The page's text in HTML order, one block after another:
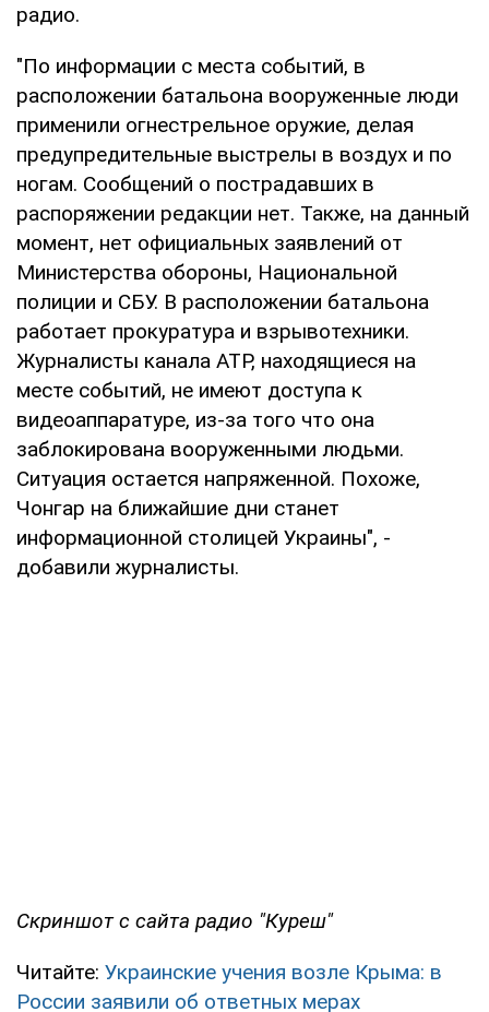
радио.
"По информации с места событий, в
расположении батальона вооруженные люди
применили огнестрельное оружие, делая
предупредительные выстрелы в воздух и по
ногам. Сообщений о пострадавших в
распоряжении редакции нет. Также, на данный
момент, нет официальных заявлений от
Министерства обороны, Национальной
полиции и СБУ. В расположении батальона
работает прокуратура и взрывотехники.
Журналисты канала АТР, находящиеся на
месте событий, не имеют доступа к
видеоаппаратуре, из-за того что она
заблокирована вооруженными людьми.
Ситуация остается напряженной. Похоже,
Чонгар на ближайшие дни станет
информационной столицей Украины", -
добавили журналисты.
Скриншот с сайта радио "Куреш"
Читайте: Украинские учения возле Крыма: в
России заявили об ответных мерах